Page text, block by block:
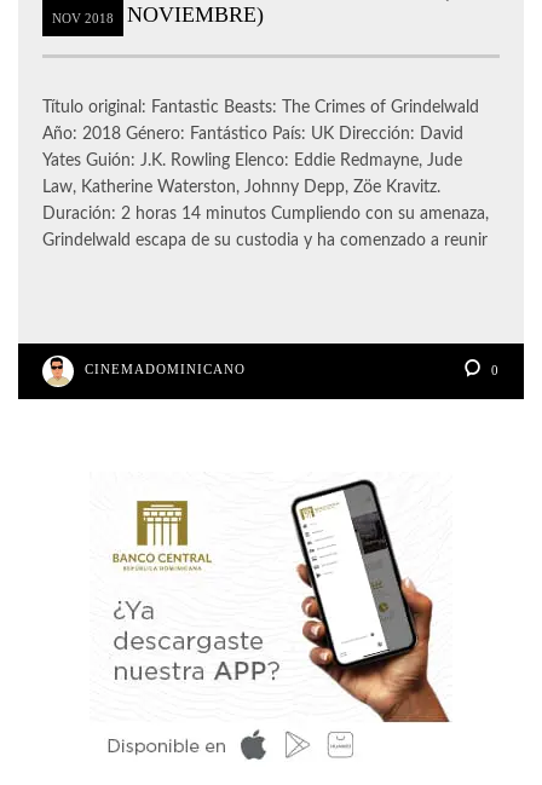
NOV 2018
NOVIEMBRE)
Título original: Fantastic Beasts: The Crimes of Grindelwald
Año: 2018 Género: Fantástico País: UK Dirección: David
Yates Guión: J.K. Rowling Elenco: Eddie Redmayne, Jude
Law, Katherine Waterston, Johnny Depp, Zöe Kravitz.
Duración: 2 horas 14 minutos Cumpliendo con su amenaza,
Grindelwald escapa de su custodia y ha comenzado a reunir
CINEMADOMINICANO 0